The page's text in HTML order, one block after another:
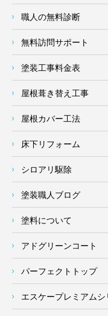
職人の無料診断
無料訪問サポート
塗装工事料金表
屋根葺き替え工事
屋根カバー工法
床下リフォーム
シロアリ駆除
塗装職人ブログ
塗料について
アドグリーンコート
パーフェクトトップ
エスケープレミアムシ